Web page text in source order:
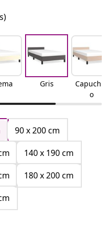
Gris
Capuchin
o
90 x 200 cm
140 x 190 cm
180 x 200 cm